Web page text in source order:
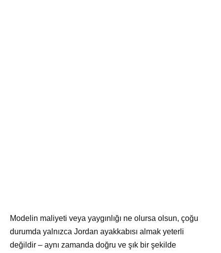
Modelin maliyeti veya yaygınlığı ne olursa olsun, çoğu
durumda yalnızca Jordan ayakkabısı almak yeterli
değildir – aynı zamanda doğru ve şık bir şekilde